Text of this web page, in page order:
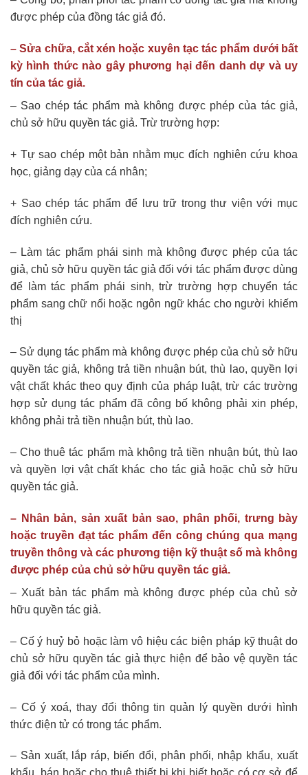
được phép của đồng tác giả đó.
– Sửa chữa, cắt xén hoặc xuyên tạc tác phẩm dưới bất
kỳ hình thức nào gây phương hại đến danh dự và uy
tín của tác giả.
– Sao chép tác phẩm mà không được phép của tác giả,
chủ sở hữu quyền tác giả. Trừ trường hợp:
+ Tự sao chép một bản nhằm mục đích nghiên cứu khoa
học, giảng dạy của cá nhân;
+ Sao chép tác phẩm để lưu trữ trong thư viện với mục
đích nghiên cứu.
– Làm tác phẩm phái sinh mà không được phép của tác
giả, chủ sở hữu quyền tác giả đối với tác phẩm được dùng
để làm tác phẩm phái sinh, trừ trường hợp chuyển tác
phẩm sang chữ nổi hoặc ngôn ngữ khác cho người khiếm
thị
– Sử dụng tác phẩm mà không được phép của chủ sở hữu
quyền tác giả, không trả tiền nhuận bút, thù lao, quyền lợi
vật chất khác theo quy định của pháp luật, trừ các trường
hợp sử dụng tác phẩm đã công bố không phải xin phép,
không phải trả tiền nhuận bút, thù lao.
– Cho thuê tác phẩm mà không trả tiền nhuận bút, thù lao
và quyền lợi vật chất khác cho tác giả hoặc chủ sở hữu
quyền tác giả.
– Nhân bản, sản xuất bản sao, phân phối, trưng bày
hoặc truyền đạt tác phẩm đến công chúng qua mạng
truyền thông và các phương tiện kỹ thuật số mà không
được phép của chủ sở hữu quyền tác giả.
– Xuất bản tác phẩm mà không được phép của chủ sở
hữu quyền tác giả.
– Cố ý huỷ bỏ hoặc làm vô hiệu các biện pháp kỹ thuật do
chủ sở hữu quyền tác giả thực hiện để bảo vệ quyền tác
giả đối với tác phẩm của mình.
– Cố ý xoá, thay đổi thông tin quản lý quyền dưới hình
thức điện tử có trong tác phẩm.
– Sản xuất, lắp ráp, biến đổi, phân phối, nhập khẩu, xuất